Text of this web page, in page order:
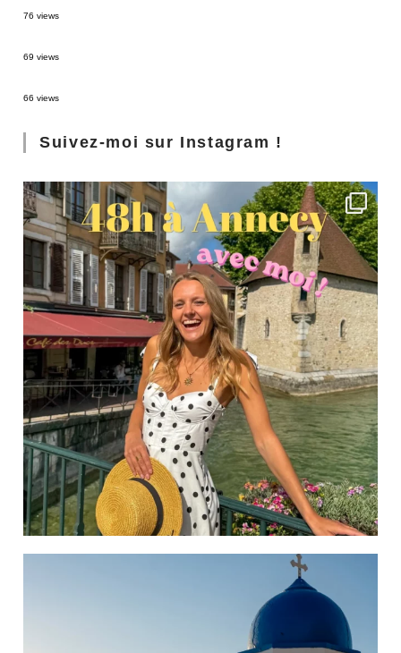
76 views
69 views
66 views
Suivez-moi sur Instagram !